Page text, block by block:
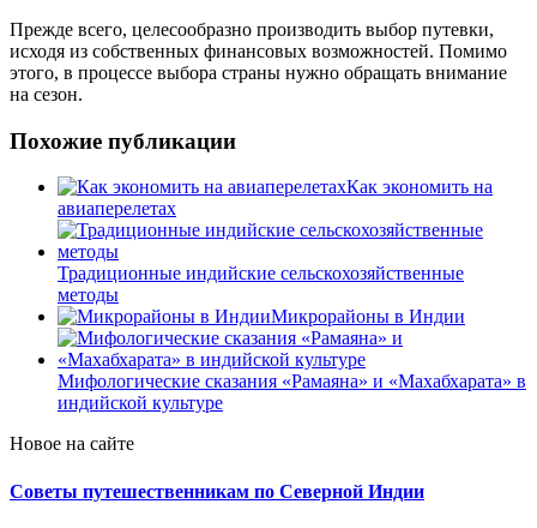
Прежде всего, целесообразно производить выбор путевки,
исходя из собственных финансовых возможностей. Помимо
этого, в процессе выбора страны нужно обращать внимание
на сезон.
Похожие публикации
Как экономить на
авиаперелетах
Традиционные индийские сельскохозяйственные
методы
Микрорайоны в Индии
Мифологические сказания «Рамаяна» и «Махабхарата» в
индийской культуре
Новое на сайте
Советы путешественникам по Северной Индии